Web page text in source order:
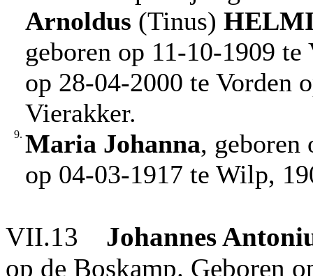
Arnoldus (Tinus)
geboren op 11-10-1909
op 28-04-2000 te Vorden
Vierakker.
9. Maria Johanna, geboren
op 04-03-1917 te Wilp,
VII.13 Johannes
op de Boskamp. Geboren